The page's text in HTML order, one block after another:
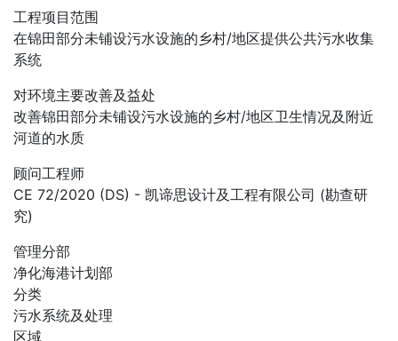
工程项目范围
在锦田部分未铺设污水设施的乡村/地区提供公共污水收集
系统
对环境主要改善及益处
改善锦田部分未铺设污水设施的乡村/地区卫生情况及附近
河道的水质
顾问工程师
CE 72/2020 (DS) - 凯谛思设计及工程有限公司 (勘查研
究)
管理分部
净化海港计划部
分类
污水系统及处理
区域